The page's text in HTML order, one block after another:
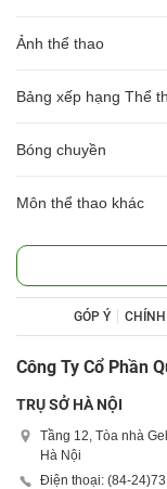
Ảnh thể thao
Bảng xếp hạng Thể
Bóng chuyền
Môn thể thao khác
GÓP Ý
Công Ty Cổ Phần
TRỤ SỞ HÀ NỘI
Tầng 12, Tòa nhà
Hà Nội
Điện thoại: (84-24)